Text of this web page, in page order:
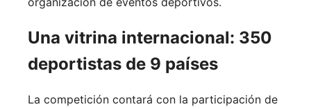
Una vitrina internacional: 350
deportistas de 9 países
La competición contará con la participación de